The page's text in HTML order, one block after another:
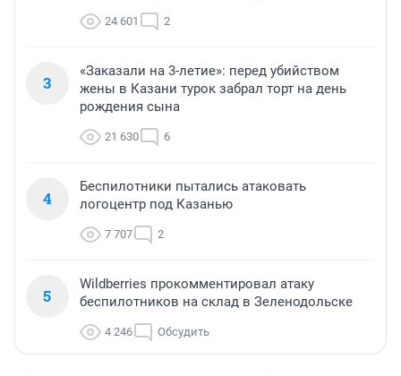
24 601 2
3
«Заказали на 3-летие»: перед убийством
жены в Казани турок забрал торт на день
рождения сына
21 630 6
4
Беспилотники пытались атаковать
логоцентр под Казанью
7 707 2
5
Wildberries прокомментировал атаку
беспилотников на склад в Зеленодольске
4 246 Обсудить